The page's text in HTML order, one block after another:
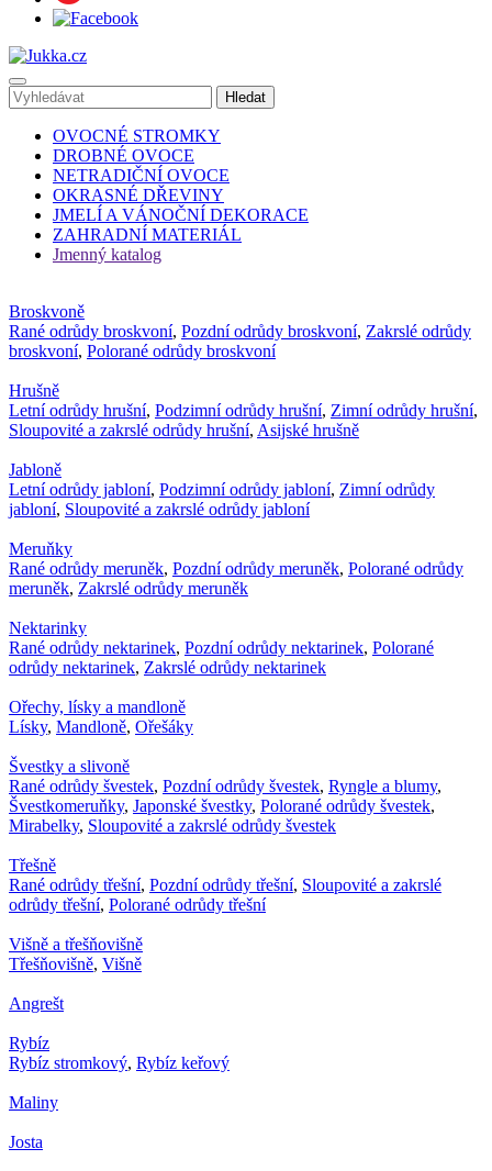
OVOCNÉ STROMKY
DROBNÉ OVOCE
NETRADIČNÍ OVOCE
OKRASNÉ DŘEVINY
JMELÍ A VÁNOČNÍ DEKORACE
ZAHRADNÍ MATERIÁL
Jmenný katalog
Broskvoně
Rané odrůdy broskvoní, Pozdní odrůdy broskvoní, Zakrslé odrůdy
broskvoní, Polorané odrůdy broskvoní
Hrušně
Letní odrůdy hrušní, Podzimní odrůdy hrušní, Zimní odrůdy hrušní,
Sloupovité a zakrslé odrůdy hrušní, Asijské hrušně
Jabloně
Letní odrůdy jabloní, Podzimní odrůdy jabloní, Zimní odrůdy
jabloní, Sloupovité a zakrslé odrůdy jabloní
Meruňky
Rané odrůdy meruněk, Pozdní odrůdy meruněk, Polorané odrůdy
meruněk, Zakrslé odrůdy meruněk
Nektarinky
Rané odrůdy nektarinek, Pozdní odrůdy nektarinek, Polorané
odrůdy nektarinek, Zakrslé odrůdy nektarinek
Ořechy, lísky a mandloně
Lísky, Mandloně, Ořešáky
Švestky a slivoně
Rané odrůdy švestek, Pozdní odrůdy švestek, Ryngle a blumy,
Švestkomeruňky, Japonské švestky, Polorané odrůdy švestek,
Mirabelky, Sloupovité a zakrslé odrůdy švestek
Třešně
Rané odrůdy třešní, Pozdní odrůdy třešní, Sloupovité a zakrslé
odrůdy třešní, Polorané odrůdy třešní
Višně a třešňovišně
Třešňovišně, Višně
Angrešt
Rybíz
Rybíz stromkový, Rybíz keřový
Maliny
Josta